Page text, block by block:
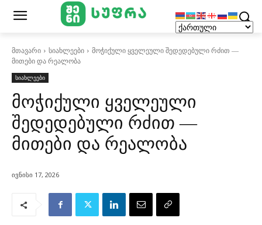
მთავარი სიახლეები
მოჭიქული ყველეული შედედებული რძით —
მითები და რეალობა
სიახლეები
მოჭიქული ყველეული
შედედებული რძით —
მითები და რეალობა
ივნისი 17, 2026